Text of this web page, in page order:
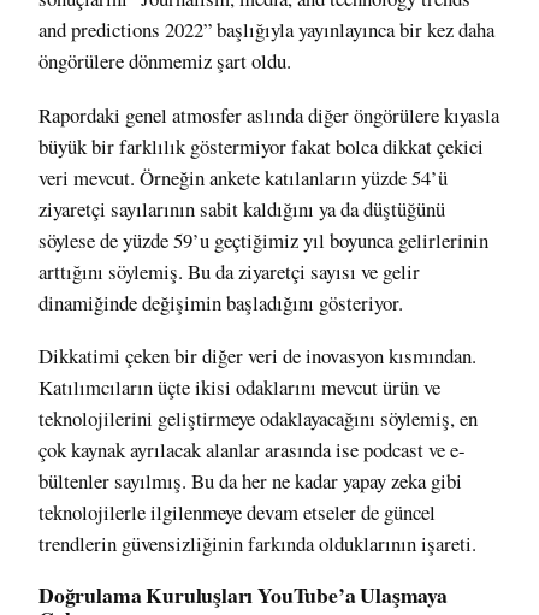
and predictions 2022”başlığıyla yayınlayınca bir kez daha
öngörülere dönmemiz şart oldu.
Rapordaki genel atmosfer aslında diğer öngörülere kıyasla
büyük bir farklılık göstermiyor fakat bolca dikkat çekici
veri mevcut. Örneğin ankete katılanların yüzde 54’ü
ziyaretçi sayılarının sabit kaldığını ya da düştüğünü
söylese de yüzde 59’u geçtiğimiz yıl boyunca gelirlerinin
arttığını söylemiş. Bu da ziyaretçi sayısı ve gelir
dinamiğinde değişimin başladığını gösteriyor.
Dikkatimi çeken bir diğer veri de inovasyon kısmından.
Katılımcıların üçte ikisi odaklarını mevcut ürün ve
teknolojilerini geliştirmeye odaklayacağını söylemiş, en
çok kaynak ayrılacak alanlar arasında ise podcast ve e-
bültenler sayılmış. Bu da her ne kadar yapay zeka gibi
teknolojilerle ilgilenmeye devam etseler de güncel
trendlerin güvensizliğinin farkında olduklarının işareti.
Doğrulama Kuruluşları YouTube’a Ulaşmaya